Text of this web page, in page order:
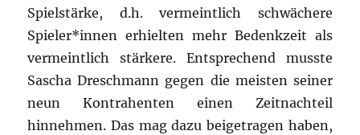
Spielstärke, d.h. vermeintlich schwächere
Spieler*innen erhielten mehr Bedenkzeit als
vermeintlich stärkere. Entsprechend musste
Sascha Dreschmann gegen die meisten seiner
neun Kontrahenten einen Zeitnachteil
hinnehmen. Das mag dazu beigetragen haben,